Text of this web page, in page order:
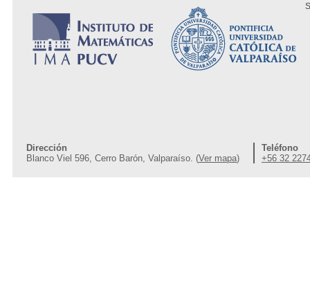
Dirección
Blanco Viel 596, Cerro Barón, Valparaíso. (Ver mapa)
Teléfono
+56 32